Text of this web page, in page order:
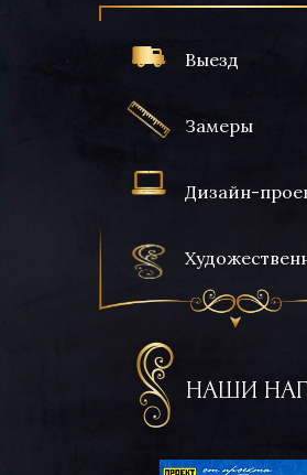
Выезд
Замеры
Дизайн-
НАШИ